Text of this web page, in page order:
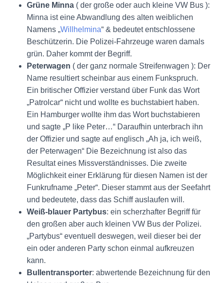
Grüne Minna ( der große oder auch kleine VW Bus ):
Minna ist eine Abwandlung des alten weiblichen
Namens „Willhelmina“ & bedeutet entschlossene
Beschützerin. Die Polizei-Fahrzeuge waren damals
grün. Daher kommt der Begriff.
Peterwagen ( der ganz normale Streifenwagen ): Der
Name resultiert scheinbar aus einem Funkspruch.
Ein britischer Offizier verstand über Funk das Wort
„Patrolcar“ nicht und wollte es buchstabiert haben.
Ein Hamburger wollte ihm das Wort buchstabieren
und sagte „P like Peter…“ Daraufhin unterbrach ihn
der Offizier und sagte auf englisch „Ah ja, ich weiß,
der Peterwagen“ Die Bezeichnung ist also das
Resultat eines Missverständnisses. Die zweite
Möglichkeit einer Erklärung für diesen Namen ist der
Funkrufname „Peter“. Dieser stammt aus der Seefahrt
und bedeutete, dass das Schiff auslaufen will.
Weiß-blauer Partybus: ein scherzhafter Begriff für
den großen aber auch kleinen VW Bus der Polizei.
„Partybus“ eventuell deswegen, weil dieser bei der
ein oder anderen Party schon einmal aufkreuzen
kann.
Bullentransporter: abwertende Bezeichnung für den